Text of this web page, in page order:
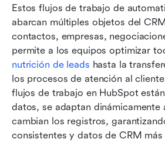
Estos flujos de trabajo de
abarcan múltiples objetos del
contactos, empresas,
permite a los equipos optimizar
nutrición de leads hasta la
los procesos de atención al
flujos de trabajo en HubSpot
datos, se adaptan dinámicamente
cambian los registros,
consistentes y datos de CRM